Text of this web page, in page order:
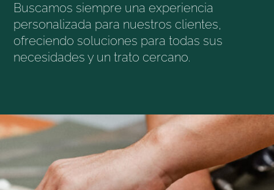
Buscamos siempre una experiencia
personalizada para nuestros clientes,
ofreciendo soluciones para todas sus
necesidades y un trato cercano.